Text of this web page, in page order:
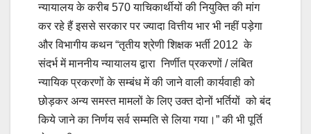
न्यायालय के करीब 570 याचिकार्थीयों की नियुक्ति की मांग
कर रहे हैं इससे सरकार पर ज्यादा वित्तीय भार भी नहीं पड़ेगा
और विभागीय कथन “तृतीय श्रेणी शिक्षक भर्ती 2012 के
संदर्भ में माननीय न्यायालय द्वारा निर्णीत प्रकरणों / लंबित
न्यायिक प्रकरणों के सम्बंध में की जाने वाली कार्यवाही को
छोड़कर अन्य समस्त मामलों के लिए उक्त दोनों भर्तियों को बंद
किये जाने का निर्णय सर्व सम्मति से लिया गया।” की भी पूर्ति